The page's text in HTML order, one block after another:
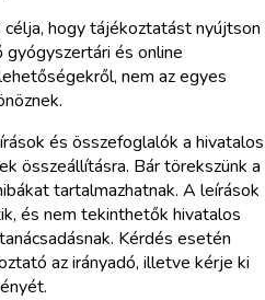
hogy tájékoztatást nyújtson
gyógyszertári és online
nem az egyes
és összefoglalók a hivatalos
összeállításra. Bár törekszünk a
tartalmazhatnak. A leírások
és nem tekinthetők hivatalos
Kérdés esetén
az irányadó, illetve kérje ki